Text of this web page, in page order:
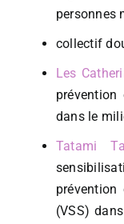
personnes
collectif
Les
prévention
dans le
Tatami
prévention
(VSS)